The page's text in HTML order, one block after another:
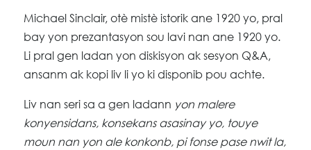
Michael Sinclair, otè mistè istorik ane 1920 yo, pral
bay yon prezantasyon sou lavi nan ane 1920 yo.
Li pral gen ladan yon diskisyon ak sesyon Q&A,
ansanm ak kopi liv li yo ki disponib pou achte.
Liv nan seri sa a gen ladann yon malere
konyensidans, konsekans asasinay yo, touye
moun nan yon ale konkonb, pi fonse pase nwit la,